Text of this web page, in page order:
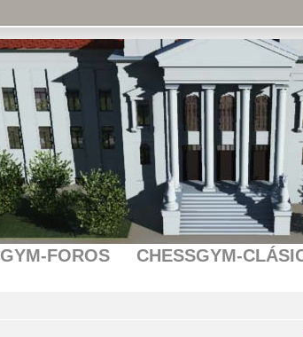
GYM-FOROS CHESSGYM-